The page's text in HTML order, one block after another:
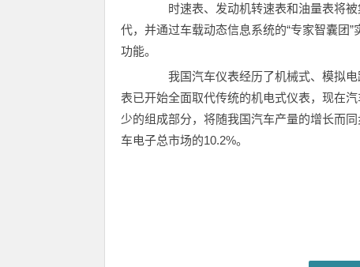
时速表、发动机转速表和油量表将被
代，并通过车载动态信息系统的“专家智囊团
功能。
我国汽车仪表经历了机械式、模拟电
表已开始全面取代传统的机电式仪表，现在
少的组成部分，将随我国汽车产量的增长而
车电子总市场的10.2%。